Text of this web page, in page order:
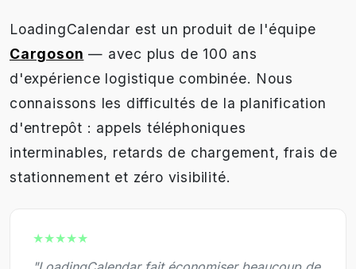
LoadingCalendar est un produit de l'équipe
Cargoson — avec plus de 100 ans
d'expérience logistique combinée. Nous
connaissons les difficultés de la planification
d'entrepôt : appels téléphoniques
interminables, retards de chargement, frais de
stationnement et zéro visibilité.
★★★★★